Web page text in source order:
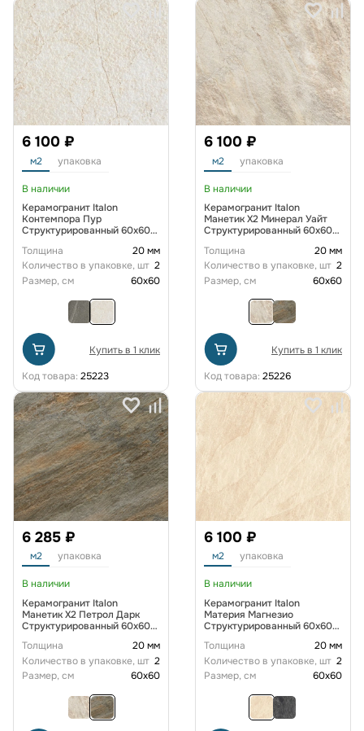
6 100 ₽
м2 упаковка
В наличии
Керамогранит Italon
Контемпора Пур
Структурированный 60x60
Толщина
20 мм
Количество в упаковке, шт 2
Размер, см
60x60
Купить в 1 клик
Код товара: 25223
6 100 ₽
м2 упаковка
В наличии
Керамогранит Italon
Манетик X2 Минерал Уайт
Структурированный 60x60
Толщина
20 мм
Количество в упаковке, шт 2
Размер, см
60x60
Купить в 1 клик
Код товара: 25226
6 285 ₽
м2 упаковка
В наличии
Керамогранит Italon
Манетик X2 Петрол Дарк
Структурированный 60x60
Толщина
20 мм
Количество в упаковке, шт 2
Размер, см
60x60
6 100 ₽
м2 упаковка
В наличии
Керамогранит Italon
Материя Магнезио
Структурированный 60x60
Толщина
20 мм
Количество в упаковке, шт 2
Размер, см
60x60